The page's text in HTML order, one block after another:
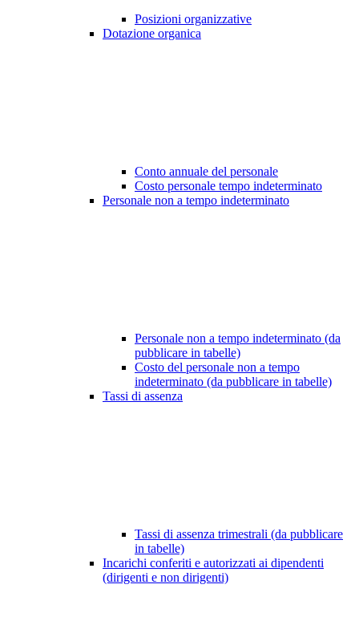
Posizioni organizzative
Dotazione organica
Conto annuale del personale
Costo personale tempo indeterminato
Personale non a tempo indeterminato
Personale non a tempo indeterminato (da
pubblicare in tabelle)
Costo del personale non a tempo
indeterminato (da pubblicare in tabelle)
Tassi di assenza
Tassi di assenza trimestrali (da pubblicare
in tabelle)
Incarichi conferiti e autorizzati ai dipendenti
(dirigenti e non dirigenti)